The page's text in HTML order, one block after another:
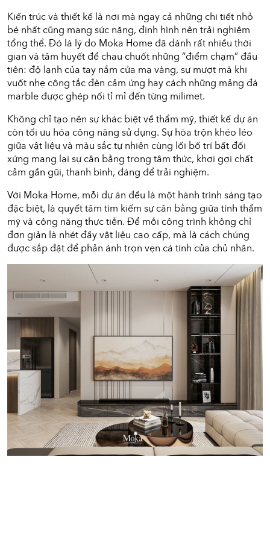
Kiến trúc và thiết kế là nơi mà ngay cả những chi tiết nhỏ
bé nhất cũng mang sức nặng, định hình nên trải nghiệm
tổng thể. Đó là lý do Moka Home đã dành rất nhiều thời
gian và tâm huyết để chau chuốt những “điểm chạm” đầu
tiên: độ lạnh của tay nắm cửa mạ vàng, sự mượt mà khi
vuốt nhẹ công tắc đèn cảm ứng hay cách những mảng đá
marble được ghép nối tỉ mỉ đến từng milimet.
Không chỉ tạo nên sự khác biệt về thẩm mỹ, thiết kế dự án
còn tối ưu hóa công năng sử dụng. Sự hòa trộn khéo léo
giữa vật liệu và màu sắc tự nhiên cùng lối bố trí bất đối
xứng mang lại sự cân bằng trong tâm thức, khơi gợi chất
cảm gần gũi, thanh bình, đáng để trải nghiệm.
Với Moka Home, mỗi dự án đều là một hành trình sáng tạo
đặc biệt, là quyết tâm tìm kiếm sự cân bằng giữa tính thẩm
mỹ và công năng thực tiễn. Để mỗi công trình không chỉ
đơn giản là nhét đầy vật liệu cao cấp, mà là cách chúng
được sắp đặt để phản ánh trọn vẹn cá tính của chủ nhân.